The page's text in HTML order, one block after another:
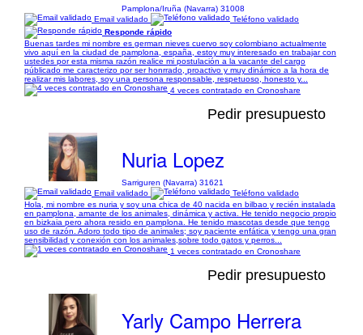
Pamplona/Iruña (Navarra) 31008
Email validado
Teléfono validado
Responde rápido
Buenas tardes mi nombre es german nieves cuervo soy colombiano actualmente
vivo aquí en la ciudad de pamplona, españa, estoy muy interesado en trabajar con
ustedes por esta misma razón realice mi postulación a la vacante del cargo
públicado me caracterizo por ser honrrado, proactivo y muy dinámico a la hora de
realizar mis labores, soy una persona responsable, respetuoso, honesto y...
4 veces contratado en Cronoshare
Pedir presupuesto
Nuria Lopez
Sarriguren (Navarra) 31621
Email validado
Teléfono validado
Hola, mi nombre es nuria y soy una chica de 40 nacida en bilbao y recién instalada
en pamplona, amante de los animales, dinámica y activa. He tenido negocio propio
en bizkaia pero ahora resido en pamplona. He tenido mascotas desde que tengo
uso de razón. Adoro todo tipo de animales; soy paciente enfática y tengo una gran
sensibilidad y conexión con los animales,sobre todo gatos y perros...
1 veces contratado en Cronoshare
Pedir presupuesto
Yarly Campo Herrera